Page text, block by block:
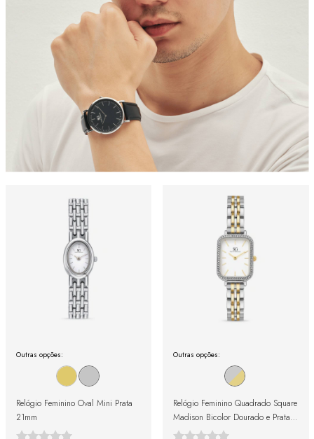
Outras opções:
Relógio Feminino Oval Mini Prata
21mm
Outras opções:
Relógio Feminino Quadrado Square
Madison Bicolor Dourado e Prata
com Cristais Cravejados